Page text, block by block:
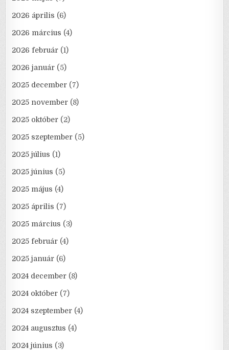
2026 április (6)
2026 március (4)
2026 február (1)
2026 január (5)
2025 december (7)
2025 november (8)
2025 október (2)
2025 szeptember (5)
2025 július (1)
2025 június (5)
2025 május (4)
2025 április (7)
2025 március (3)
2025 február (4)
2025 január (6)
2024 december (8)
2024 október (7)
2024 szeptember (4)
2024 augusztus (4)
2024 június (3)